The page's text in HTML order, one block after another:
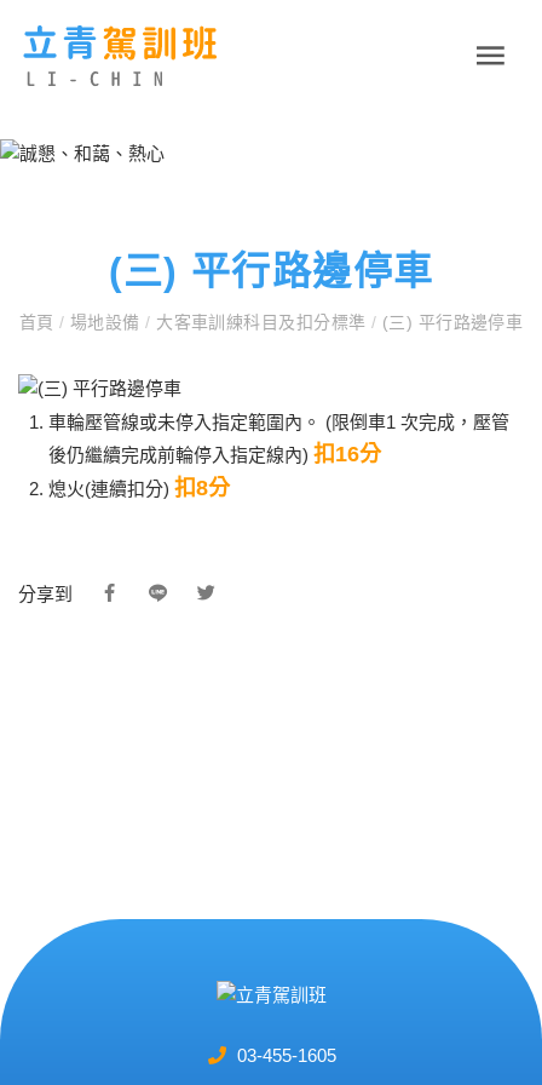
(三) 平行路邊停車
首頁/ 場地設備/ 大客車訓練科目及扣分標準 / (三) 平行路邊停車
車輪壓管線或未停入指定範圍內。 (限倒車1 次完成，壓管
後仍繼續完成前輪停入指定線內) 扣16分
熄火(連續扣分) 扣8分
分享到
03-455-1605